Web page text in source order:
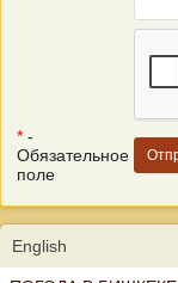
* -
Обязательное
поле
English